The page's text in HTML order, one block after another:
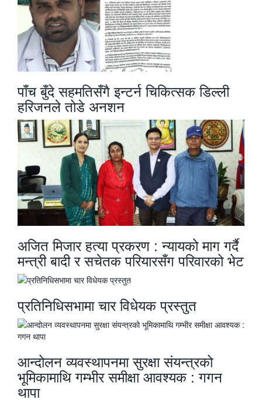
पाँच बुँदे सहमतिसँगै इन्टर्न चिकित्सक डिल्ली
हरिजनले तोडे अनशन
अजित मिजार हत्या प्रकरण : न्यायको माग गर्दै
मन्त्री बादी र सचेतक परियारसँग परिवारको भेट
प्रतिनिधिसभामा चार विधेयक प्रस्तुत
आन्दोलन व्यवस्थापनमा सुरक्षा संयन्त्रको
भूमिकामाथि गम्भीर समीक्षा आवश्यक : गगन
थापा